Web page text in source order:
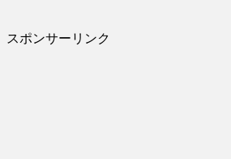
スポンサーリンク